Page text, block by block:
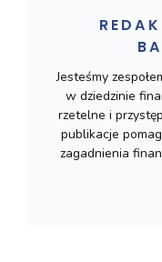
Jesteśmy
w dziedzinie
rzetelne i
publikacje
zagadnienia